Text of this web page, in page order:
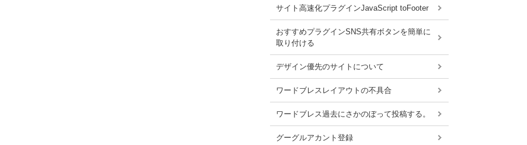
サイト高速化プラグインJavaScript toFooter
おすすめプラグインSNS共有ボタンを簡単に
取り付ける
デザイン優先のサイトについて
ワードブレスレイアウトの不具合
ワードブレス過去にさかのぼって投稿する。
グーグルアカント登録